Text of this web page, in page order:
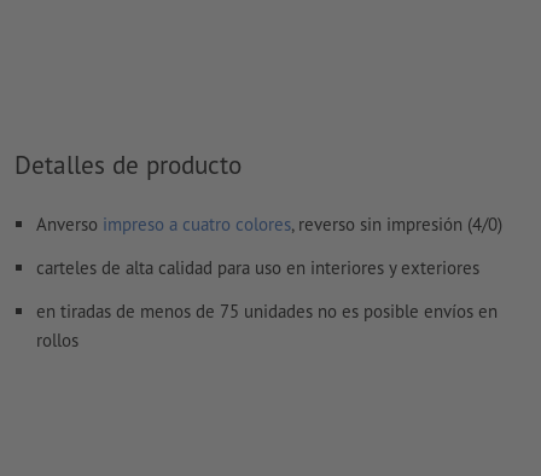
Detalles de producto
Anverso impreso a cuatro colores, reverso sin impresión (4/0)
carteles de alta calidad para uso en interiores y exteriores
en tiradas de menos de 75 unidades no es posible envíos en
rollos